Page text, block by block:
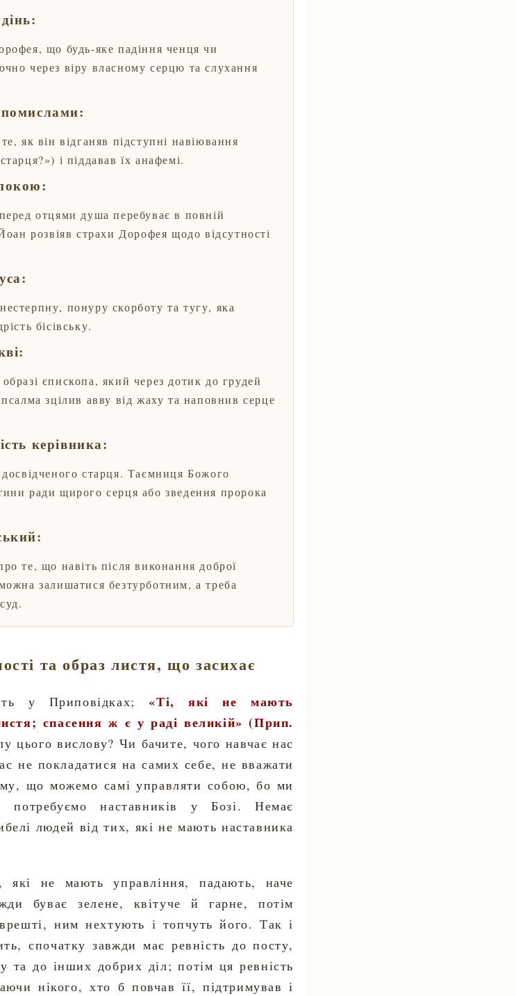
що будь-яке падіння ченця чи
через віру власному серцю та слухання
як він відганяв підступні навіювання
і піддавав їх анафемі.
отцями душа перебуває в повній
розвіяв страхи Дорофея щодо відсутності
понуру скорботу та тугу, яка
бісівську.
єпископа, який через дотик до грудей
зцілив авву від жаху та наповнив серце
керівника:
старця. Таємниця Божого
ради щирого серця або зведення пророка
те, що навіть після виконання доброї
залишатися безтурботним, а треба
та образ листя, що засихає
у Приповідках;«Ті, які не мають
спасення ж є у раді великій» (Прип.
цього вислову? Чи бачите, чого навчає нас
не покладатися на самих себе, не вважати
що можемо самі управляти собою, бо ми
наставників у Бозі. Немає
людей від тих, які не мають наставника
не мають управління, падають, наче
буває зелене, квітуче й гарне, потім
ним нехтують і топчуть його. Так і
спочатку завжди має ревність до посту,
та до інших добрих діл; потім ця ревність
нікого, хто б повчав її, підтримував і